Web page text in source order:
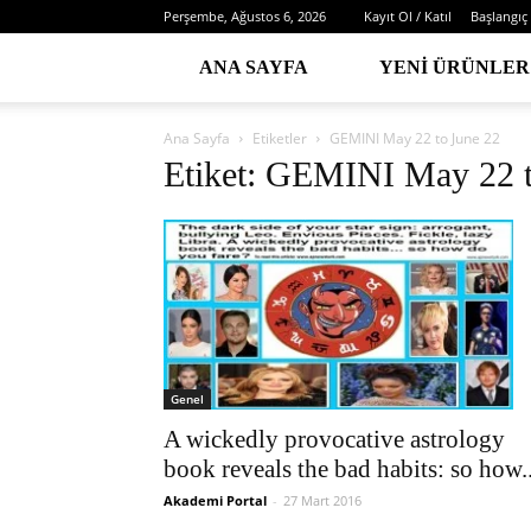
Perşembe, Ağustos 6, 2026 Kayıt Ol / Katıl Başlangıç
ANA SAYFA YENI ÜRÜNLER
Ana Sayfa Etiketler GEMINI May 22 to June 22
Etiket: GEMINI May 22
Genel
A wickedly provocative astrology
book reveals the bad habits: so
Akademi Portal - 27 Mart 2016